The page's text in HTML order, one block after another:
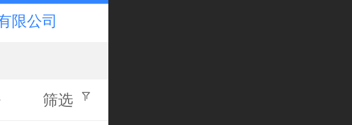
限公司
筛选